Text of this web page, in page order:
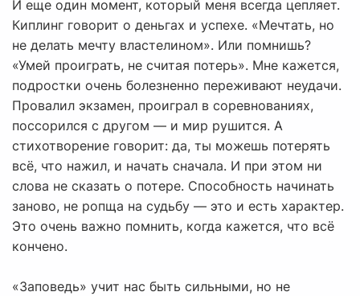
И еще один момент, который меня всегда цепляет.
Киплинг говорит о деньгах и успехе. «Мечтать, но
не делать мечту властелином». Или помнишь?
«Умей проиграть, не считая потерь». Мне кажется,
подростки очень болезненно переживают неудачи.
Провалил экзамен, проиграл в соревнованиях,
поссорился с другом — и мир рушится. А
стихотворение говорит: да, ты можешь потерять
всё, что нажил, и начать сначала. И при этом ни
слова не сказать о потере. Способность начинать
заново, не ропща на судьбу — это и есть характер.
Это очень важно помнить, когда кажется, что всё
кончено.
«Заповедь» учит нас быть сильными, но не